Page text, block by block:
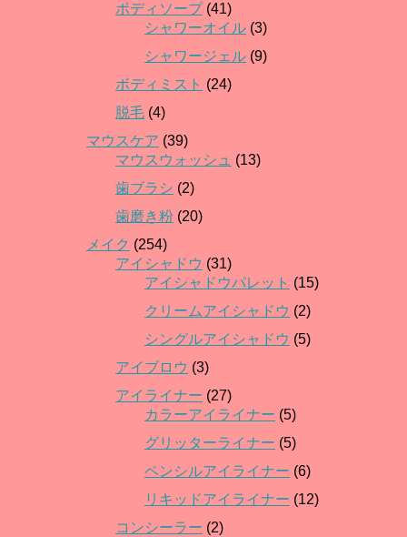
ボディソープ(41)
シャワーオイル (3)
シャワージェル (9)
ボディミスト (24)
脱毛 (4)
マウスケア (39)
マウスウォッシュ (13)
歯ブラシ (2)
歯磨き粉 (20)
メイク (254)
アイシャドウ (31)
アイシャドウパレット (15)
クリームアイシャドウ (2)
シングルアイシャドウ (5)
アイブロウ (3)
アイライナー (27)
カラーアイライナー (5)
グリッターライナー (5)
ペンシルアイライナー (6)
リキッドアイライナー (12)
コンシーラー (2)